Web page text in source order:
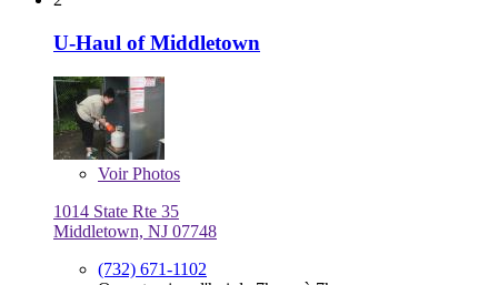
U-Haul of Middletown
VoirPhotos
1014 State Rte 35
Middletown, NJ 07748
(732) 671-1102